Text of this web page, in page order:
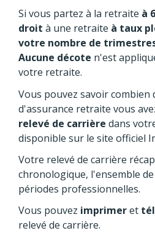
Si vous partez à la retraite à
droit à une retraite à taux
votre nombre de
Aucune décote n'est
votre retraite.
Vous pouvez savoir combien
d'assurance retraite vous
relevé de carrière dans
disponible sur le site officiel
Votre relevé de carrière
chronologique, l'ensemble
périodes professionnelles.
Vous pouvez imprimeret
relevé de carrière.